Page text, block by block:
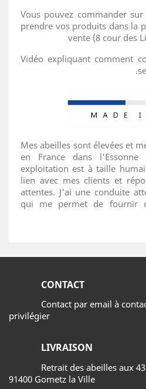
Vous pouvez commander
prendre vos produits dans la
vente (8 cour des
Vidéo expliquant comment
Mes abeilles sont élevées et
en France dans
exploitation est à taille
lien avec mes clients et
attentes. J'ai une conduite
qui me permet de fournir
CONTACT
Contact par email à
privilégier
LIVRAISON
Retrait des abeilles aux
91400 Gometz la Ville